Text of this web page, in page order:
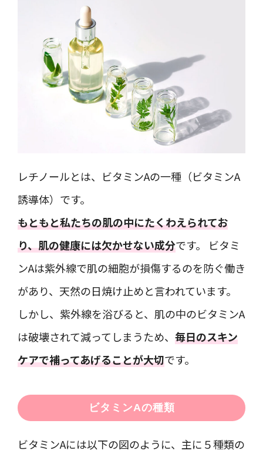
レチノールとは、ビタミンAの一種（ビタミンA
誘導体）です。
もともと私たちの肌の中にたくわえられてお
り、肌の健康には欠かせない成分です。 ビタミ
ンAは紫外線で肌の細胞が損傷するのを防ぐ働き
があり、天然の日焼け止めと言われています。
しかし、紫外線を浴びると、肌の中のビタミンA
は破壊されて減ってしまうため、 毎日のスキン
ケアで補ってあげることが大切です。
ビタミンAの種類
ビタミンAには以下の図のように、主に５種類の